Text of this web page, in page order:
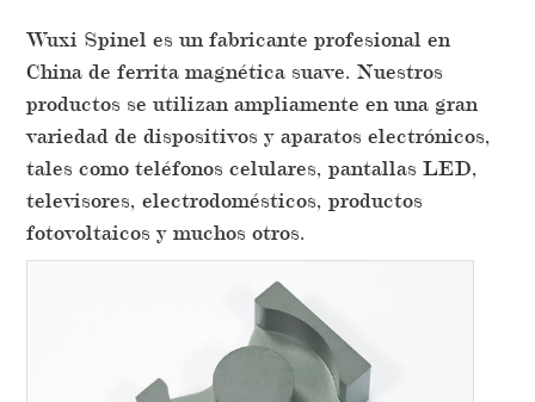
Wuxi Spinel es un fabricante profesional en
China de ferrita magnética suave. Nuestros
productos se utilizan ampliamente en una gran
variedad de dispositivos y aparatos electrónicos,
tales como teléfonos celulares, pantallas LED,
televisores, electrodomésticos, productos
fotovoltaicos y muchos otros.